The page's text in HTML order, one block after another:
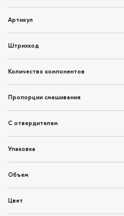
Артикул
Штрихкод
Количество компонентов
Пропорции смешивания
С отвердителем
Упаковка
Объем
Цвет